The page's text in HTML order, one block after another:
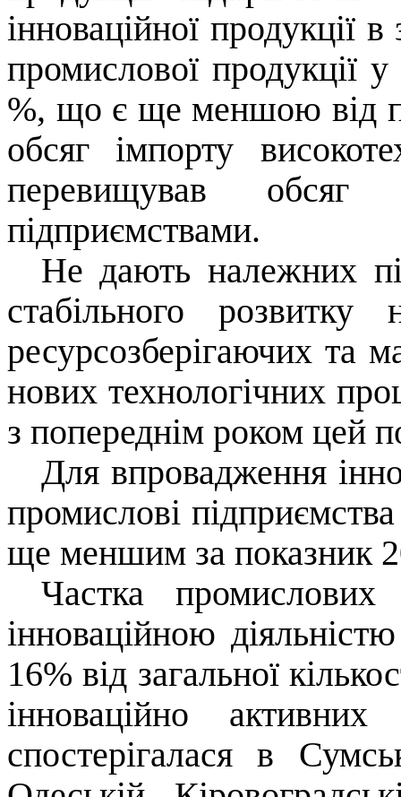
інноваційної продукції
промислової продукції
%, що є ще меншою від
обсяг імпорту
перевищував обсяг
підприємствами.
Не дають належних
стабільного розвитку
ресурсозберігаючих та
нових технологічних
з попереднім роком цей
Для впровадження
промислові
ще меншим за показник
Частка
інноваційною
16% від загальної
інноваційно
спостерігалася в